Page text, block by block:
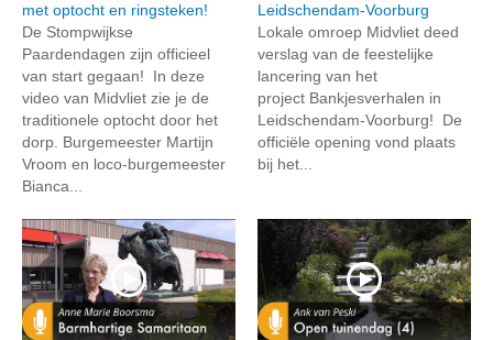
met optocht en ringsteken!
De Stompwijkse
Paardendagen zijn officieel
van start gegaan! In deze
video van Midvliet zie je de
traditionele optocht door het
dorp. Burgemeester Martijn
Vroom en loco-burgemeester
Bianca...
Leidschendam-Voorburg
Lokale omroep Midvliet deed
verslag van de feestelijke
lancering van het
project Bankjesverhalen in
Leidschendam-Voorburg! De
officiële opening vond plaats
bij het...